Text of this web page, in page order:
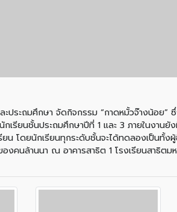
ประถมศึกษา จัดกิจกรรม “กาดหมั้วจ๊างน้อย
รียนชั้นประถมศึกษาปีที่ 1 และ 3 ภายในงาน
โดยนักเรียนทุกระดับชั้นจะได้ทดลองเป็นทั้งผู้
นล้านนา ณ อาคารสาธิต 1 โรงเรียนสาธิตมห